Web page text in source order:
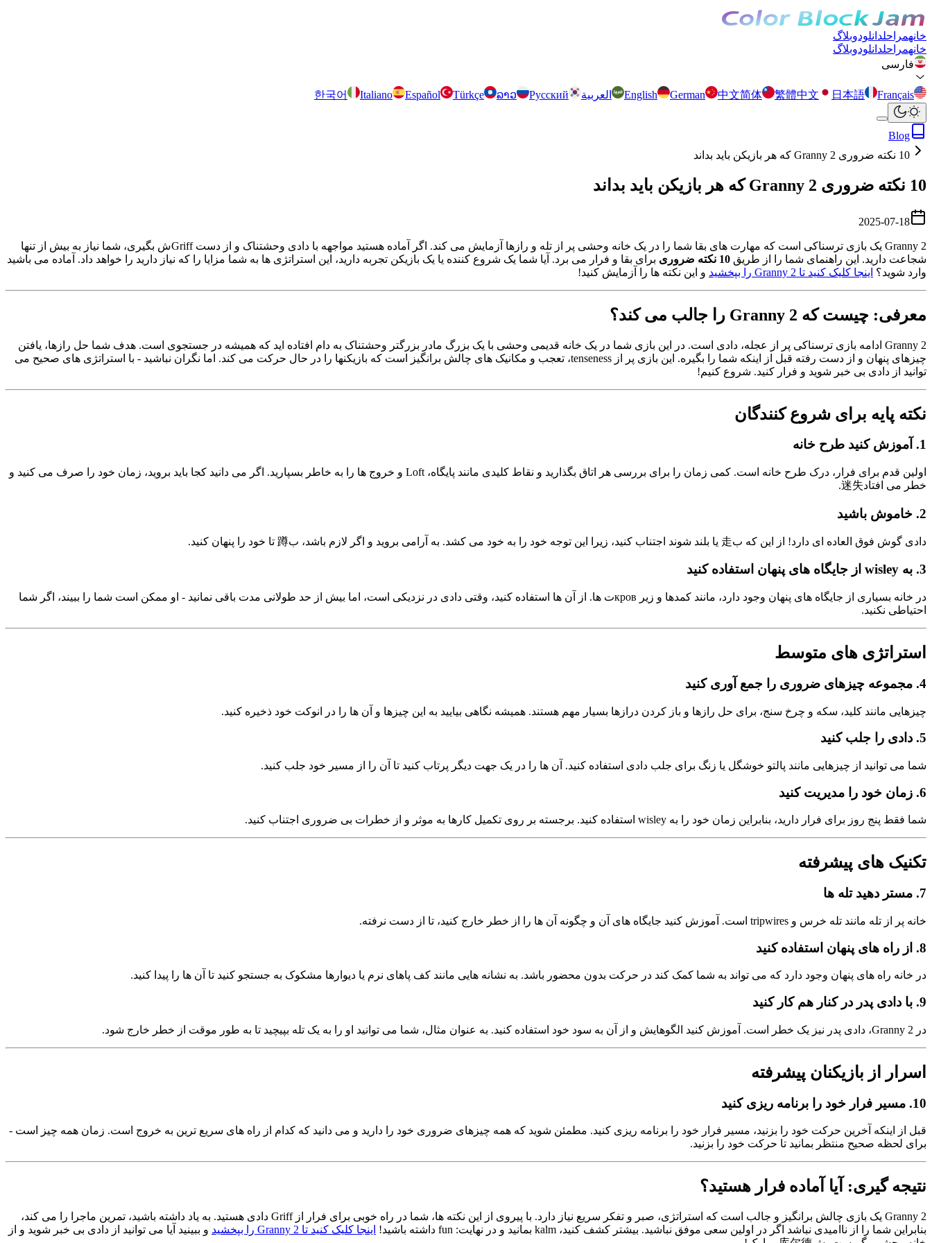
خانهمراحلدانلودوبلاگ
خانهمراحلدانلودوبلاگ
فارسی
English German 中文简体 繁體中文 日本語 Français العربية 한국어 Italiano Español Türkçe ລາວ Русский
Blog
10 نکته ضروری Granny 2 که هر بازیکن باید بداند
10 نکته ضروری Granny 2 که هر بازیکن باید بداند
2025-07-18
Granny 2 یک بازی ترسناکی است که مهارت های بقا شما را در یک خانه وحشی پر از تله و رازها آزمایش می کند. اگر آماده هستید مواجهه با دادی وحشتناک و از دست Griffش بگیری، شما نیاز به بیش از تنها
شجاعت دارید. این راهنمای شما را از طریق 10 نکته ضروری
برای بقا و فرار می برد. آیا شما یک شروع کننده یا یک بازیکن تجربه دارید، این استراتژی ها به شما مزایا را که نیاز دارید را خواهد داد. آماده می باشید
وارد شوید؟ اینجا کلیک کنید تا Granny 2 را بپخشید و این نکته ها را آزمایش کنید!
معرفی: چیست که Granny 2 را جالب می کند؟
Granny 2 ادامه بازی ترسناکی پر از عجله، دادی است. در این بازی شما در یک خانه قدیمی وحشی با یک بزرگ مادر بزرگتر وحشتناک به دام افتاده اید که همیشه در جستجوی است. هدف شما حل رازها، یافتن
چیزهای پنهان و از دست رفته قبل از اینکه شما را بگیره. این بازی پر از tenseness، تعجب و مکانیک های چالش برانگیز است که بازیکنها را در حال حرکت می کند. اما نگران نباشید - با استراتژی های صحیح می
توانید از دادی بی خبر شوید و فرار کنید. شروع کنیم!
نکته پایه برای شروع کنندگان
1. آموزش کنید طرح خانه
اولین قدم برای فرار، درک طرح خانه است. کمی زمان را برای بررسی هر اتاق بگذارید و نقاط کلیدی مانند پایگاه، Loft و خروج ها را به خاطر بسپارید. اگر می دانید کجا باید بروید، زمان خود را صرف می کنید و
خطر می افتاد迷失.
2. خاموش باشید
دادی گوش فوق العاده ای دارد! از این که ب走 یا بلند شوند اجتناب کنید، زیرا این توجه خود را به خود می کشد. به آرامی بروید و اگر لازم باشد، ب蹲 تا خود را پنهان کنید.
3. به wisley از جایگاه های پنهان استفاده کنید
در خانه بسیاری از جایگاه های پنهان وجود دارد، مانند کمدها و زیر кровت ها. از آن ها استفاده کنید، وقتی دادی در نزدیکی است، اما بیش از حد طولانی مدت باقی نمانید - او ممکن است شما را ببیند، اگر شما
احتیاطی نکنید.
استراتژی های متوسط
4. مجموعه چیزهای ضروری را جمع آوری کنید
چیزهایی مانند کلید، سکه و چرخ سنج، برای حل رازها و باز کردن درازها بسیار مهم هستند. همیشه نگاهی بیایید به این چیزها و آن ها را در انوکت خود ذخیره کنید.
5. دادی را جلب کنید
شما می توانید از چیزهایی مانند پالتو خوشگل یا زنگ برای جلب دادی استفاده کنید. آن ها را در یک جهت دیگر پرتاب کنید تا آن را از مسیر خود جلب کنید.
6. زمان خود را مدیریت کنید
شما فقط پنج روز برای فرار دارید، بنابراین زمان خود را به wisley استفاده کنید. برجسته بر روی تکمیل کارها به موثر و از خطرات بی ضروری اجتناب کنید.
تکنیک های پیشرفته
7. مستر دهید تله ها
خانه پر از تله مانند تله خرس و tripwires است. آموزش کنید جایگاه های آن و چگونه آن ها را از خطر خارج کنید، تا از دست نرفته.
8. از راه های پنهان استفاده کنید
در خانه راه های پنهان وجود دارد که می تواند به شما کمک کند در حرکت بدون محضور باشد. به نشانه هایی مانند کف پاهای نرم یا دیوارها مشکوک به جستجو کنید تا آن ها را پیدا کنید.
9. با دادی پدر در کنار هم کار کنید
در Granny 2، دادی پدر نیز یک خطر است. آموزش کنید الگوهایش و از آن به سود خود استفاده کنید. به عنوان مثال، شما می توانید او را به یک تله بپیچید تا به طور موقت از خطر خارج شود.
اسرار از بازیکنان پیشرفته
10. مسیر فرار خود را برنامه ریزی کنید
قبل از اینکه آخرین حرکت خود را بزنید، مسیر فرار خود را برنامه ریزی کنید. مطمئن شوید که همه چیزهای ضروری خود را دارید و می دانید که کدام از راه های سریع ترین به خروج است. زمان همه چیز است -
برای لحظه صحیح منتظر بمانید تا حرکت خود را بزنید.
نتیجه گیری: آیا آماده فرار هستید؟
Granny 2 یک بازی چالش برانگیز و جالب است که استراتژی، صبر و تفکر سریع نیاز دارد. با پیروی از این نکته ها، شما در راه خوبی برای فرار از Griff دادی هستید. به یاد داشته باشید، تمرین ماجرا را می کند،
بنابراین شما را از ناامیدی نباشد اگر در اولین سعی موفق نباشید. بیشتر کشف کنید، kalm بمانید و در نهایت: fun داشته باشید!
اینجا کلیک کنید تا Granny 2 را بپخشید
و ببینید آیا می توانید از دادی بی خبر شوید و از